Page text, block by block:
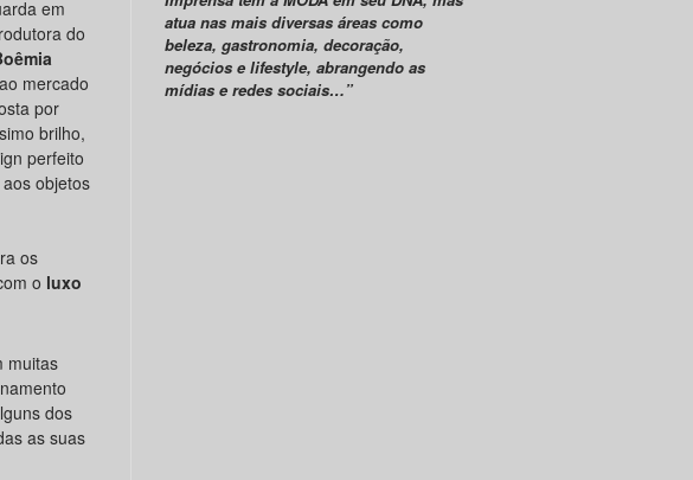
em
do
mercado
por
brilho,
perfeito
objetos
os
o luxo
muitas
dos
as suas
atua nas mais diversas áreas como
beleza, gastronomia, decoração,
negócios e lifestyle, abrangendo as
mídias e redes sociais…”